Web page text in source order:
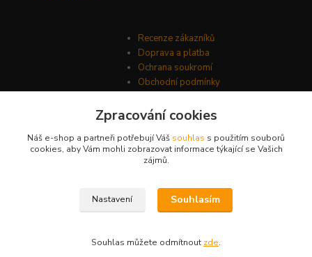
Recenze zákazníků
Doprava a platba
Ochrana soukromí
Obchodní podmínky
© Psí-hračky.cz 2026
Zpracování cookies
Náš e-shop a partneři potřebují Váš souhlas s použitím souborů
cookies, aby Vám mohli zobrazovat informace týkající se Vašich
zájmů.
Nastavení Souhlasím
Souhlas můžete odmítnout zde.